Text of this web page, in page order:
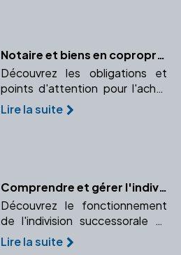
Notaire et biens en copropriété : les spécificités
Découvrez les obligations et
points d'attention pour l'achat
d'un bien en copropriété.
Analyse des règlements et des
Lire la suite
Comprendre et gérer l'indivision successorale avec l'aide d'un notaire
Découvrez le fonctionnement
de l'indivision successorale et
comment un notaire peut vous
aider à gérer cette situation
Lire la suite